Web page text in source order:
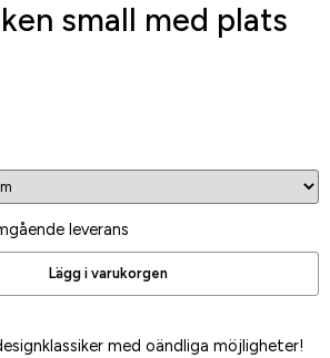
small med plats
leverans
Lägg i varukorgen
med oändliga möjligheter!